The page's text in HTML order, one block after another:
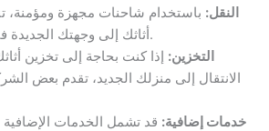
النقل: باستخدام شاحنات مجهزة ومؤمنة،
أثاثك إلى وجهتك الجديدة في خورفكان.
التخزين: إذا كنت بحاجة إلى تخزين
الانتقال إلى منزلك الجديد، تقدم بعض
خدمات إضافية: قد تشمل الخدمات الإضافية